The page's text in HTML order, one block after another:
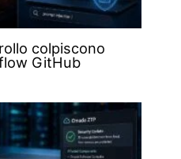
colpiscono
GitHub